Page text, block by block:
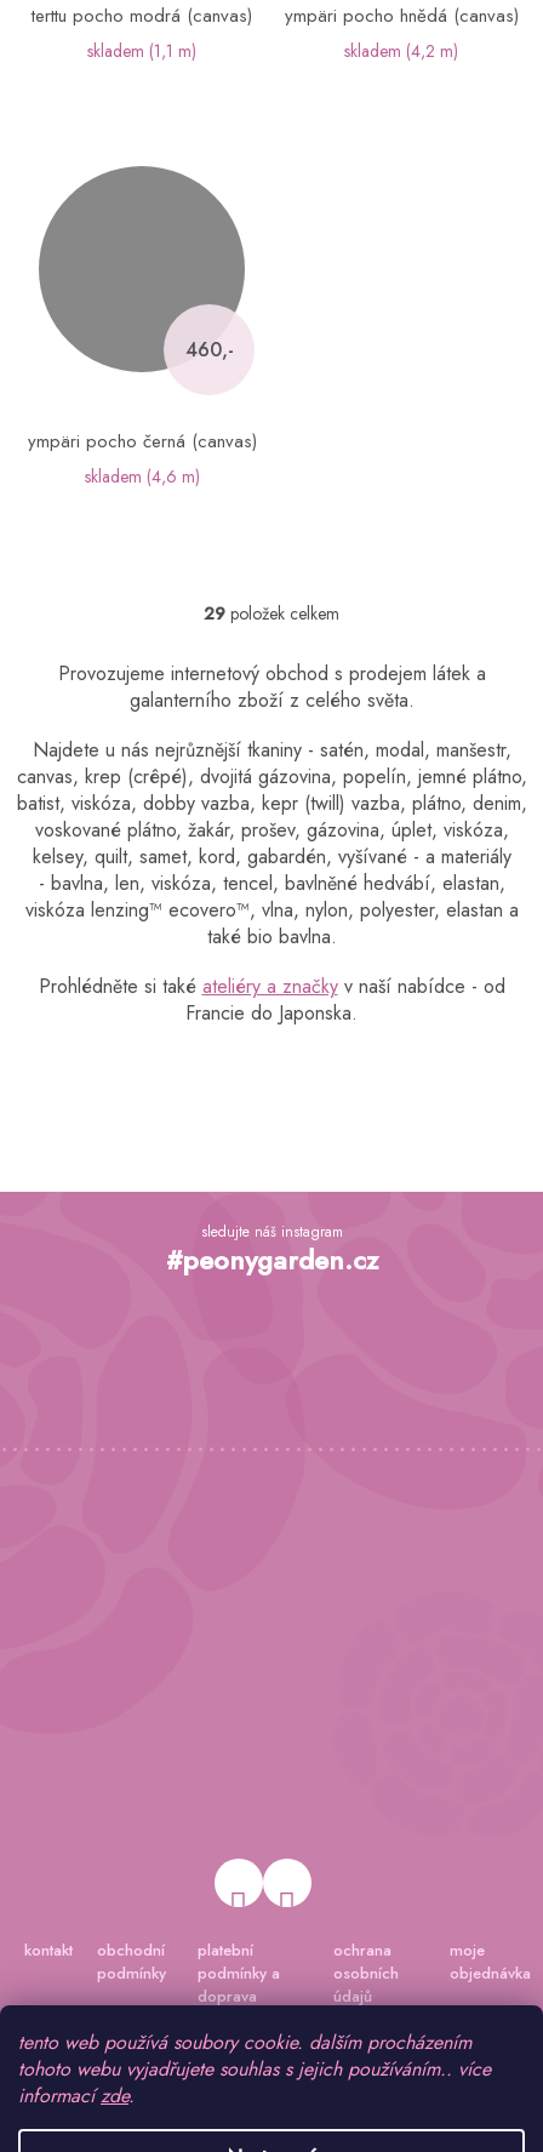
tento web používá soubory cookie. dalším procházením
tohoto webu vyjadřujete souhlas s jejich používáním.. více
informacízde.
terttu pocho modrá (canvas)
skladem (1,1 m)
ympäri pocho hnědá (canvas)
skladem (4,2 m)
460,-
ympäri pocho černá (canvas)
skladem (4,6 m)
O
l
á
d
c
í
p
r
v
k
y
v
ý
i
s
29 položek celkem
Provozujeme internetový obchod s prodejem látek a
galanterního zboží z celého světa.
Najdete u nás nejrůznější tkaniny - satén, modal, manšestr,
canvas, krep (crêpé), dvojitá gázovina, popelín, jemné plátno,
batist, viskóza, dobby vazba, kepr (twill) vazba, plátno, denim,
voskované plátno, žakár, prošev, gázovina, úplet, viskóza,
kelsey, quilt, samet, kord, gabardén, vyšívané - a materiály
- bavlna, len, viskóza, tencel, bavlněné hedvábí, elastan,
viskóza lenzing™️ ecovero™️, vlna, nylon, polyester, elastan a
také bio bavlna.
Prohlédněte si také ateliéry a značkyv naší nabídce - od
Francie do Japonska.
Z
sledujte náš instagram
#peonygarden.cz
kontakt
obchodní
podmínky
platební
podmínky a
doprava
ochrana
osobních
údajů
moje
objednávka